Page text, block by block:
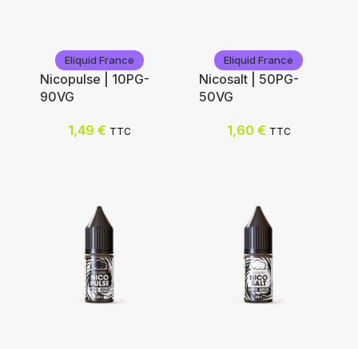
Eliquid France
Nicopulse | 10PG-
90VG
1,49 € TTC
Eliquid France
Nicosalt | 50PG-
50VG
1,60 € TTC